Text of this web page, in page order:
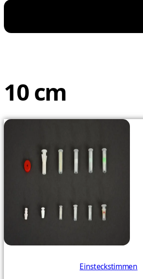
10 cm
Einsteckstimmen